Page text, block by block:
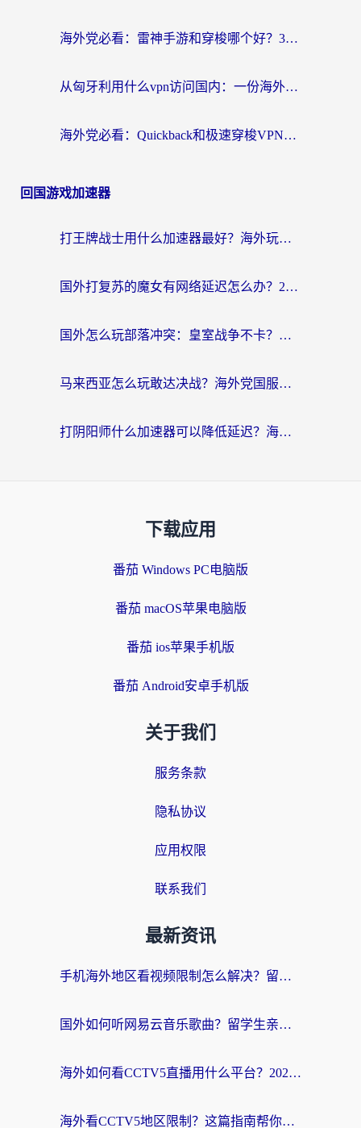
海外党必看：雷神手游和穿梭哪个好？3步教你选对回国加速器（附实测对比）
从匈牙利用什么vpn访问国内：一份海外游子的网络归乡指南
海外党必看：Quickback和极速穿梭VPN好用吗？3步选对回国加速器实现无缝刷国内资源
回国游戏加速器
打王牌战士用什么加速器最好？海外玩家的终极选择指南
国外打复苏的魔女有网络延迟怎么办？2026海外玩家国服游戏加速全攻略
国外怎么玩部落冲突：皇室战争不卡？海外玩家畅玩国服游戏终极指南
马来西亚怎么玩敢达决战？海外党国服游戏加速避坑指南（附实测推荐）
打阴阳师什么加速器可以降低延迟？海外玩家的真实困境与破局
下载应用
番茄 Windows PC电脑版
番茄 macOS苹果电脑版
番茄 ios苹果手机版
番茄 Android安卓手机版
关于我们
服务条款
隐私协议
应用权限
联系我们
最新资讯
手机海外地区看视频限制怎么解决？留学生亲测有效的回国加速器指南
国外如何听网易云音乐歌曲？留学生亲测有效的回国加速方案
海外如何看CCTV5直播用什么平台？2026最新指南：看欧洲杯、中超、奥运不再卡
海外看CCTV5地区限制？这篇指南帮你流畅看欧洲杯、NBA还听中文解说